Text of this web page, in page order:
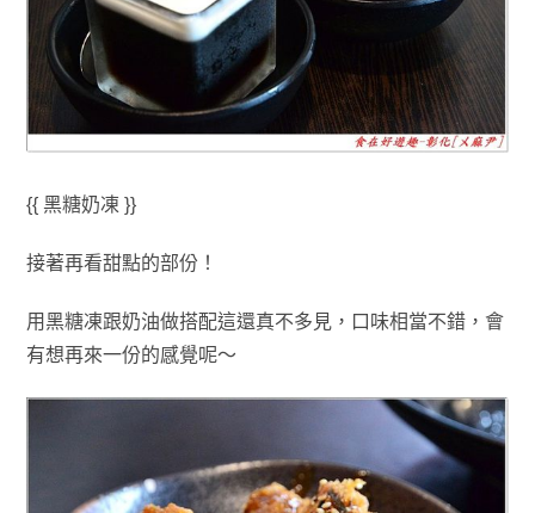
{{ 黑糖奶凍 }}
接著再看甜點的部份！
用黑糖凍跟奶油做搭配這還真不多見，口味相當不錯，會
有想再來一份的感覺呢～